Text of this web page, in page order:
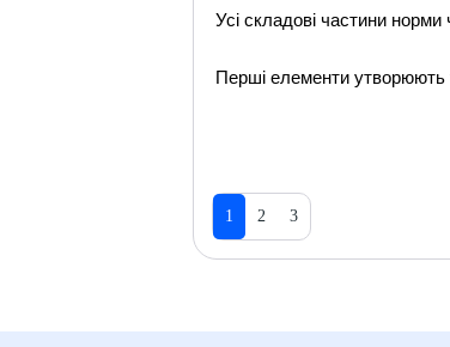
Усі складові частини
Перші елементи утворюють
1 2 3